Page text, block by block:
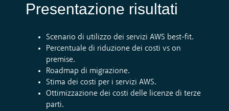
Presentazione risultati
Scenario di utilizzo dei servizi AWS best-fit.
Percentuale di riduzione dei costi vs on
premise.
Roadmap di migrazione.
Stima dei costi per i servizi AWS.
Ottimizzazione dei costi delle licenze di terze
parti.